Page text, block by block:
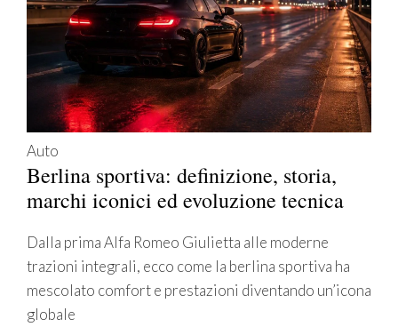
Auto
Berlina sportiva: definizione, storia,
marchi iconici ed evoluzione tecnica
Dalla prima Alfa Romeo Giulietta alle moderne
trazioni integrali, ecco come la berlina sportiva ha
mescolato comfort e prestazioni diventando un’icona
globale